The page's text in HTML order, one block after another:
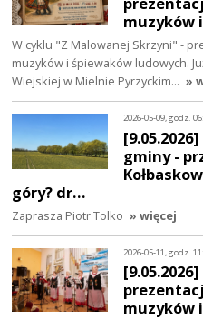
muzyków
W cyklu "Z Malowanej Skrzyni" -
muzyków i śpiewaków ludowych.
Wiejskiej w Mielnie Pyrzyckim… »
2026-05-09, godz.
gminy -
góry? dr…
Zaprasza Piotr Tolko » więcej
2026-05-11, godz.
muzyków